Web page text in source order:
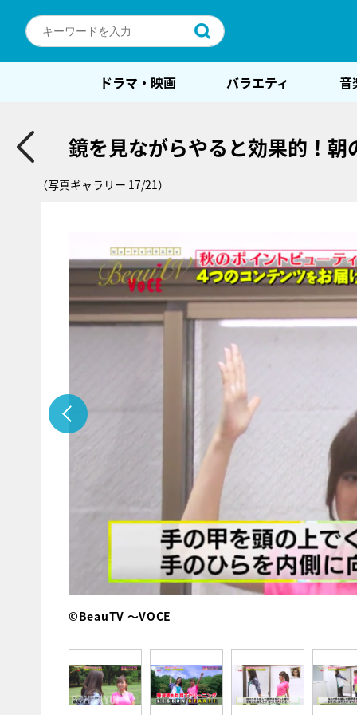
ドラマ・映画 バラエティ 音
鏡を見ながらやると効果的！
（写真ギャラリー 17/21）
©BeauTV ～VOCE